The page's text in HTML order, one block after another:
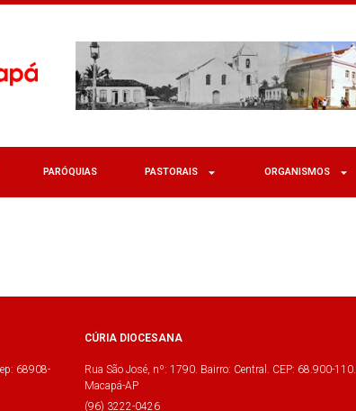
PARÓQUIAS PASTORAIS ORGANISMOS
68908-
CÚRIA DIOCESANA
Rua São José, nº: 1790. Bairro: Central. CEP: 68.900-110.
Macapá-AP
(96) 3222-0426